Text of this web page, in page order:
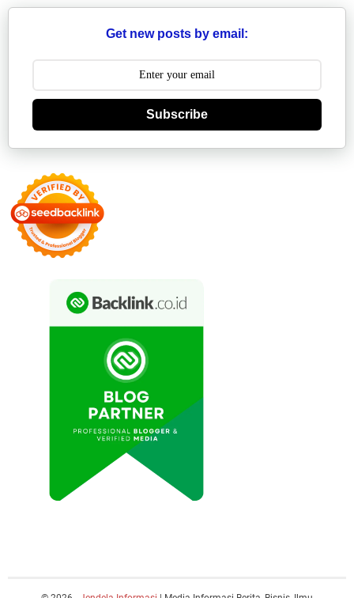
Get new posts by email:
Subscribe